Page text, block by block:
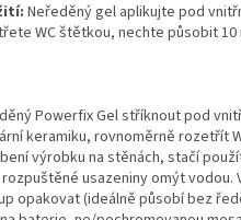
Neředěný gel aplikujte pod
WC štětkou, nechte působit
Powerfix Gel stříknout pod
keramiku, rovnoměrně rozetřít
výrobku na stěnách, stačí
usazeniny omýt vodou.
opakovat (ideálně působí bez